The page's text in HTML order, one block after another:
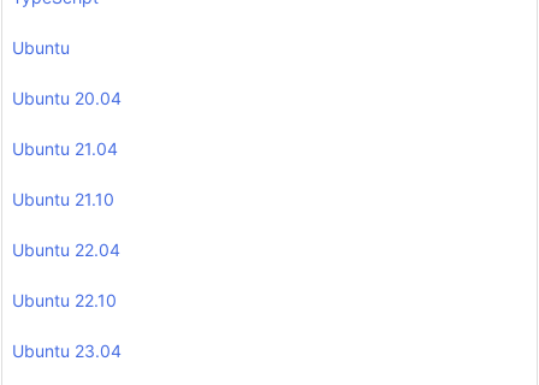
Ubuntu
Ubuntu 20.04
Ubuntu 21.04
Ubuntu 21.10
Ubuntu 22.04
Ubuntu 22.10
Ubuntu 23.04